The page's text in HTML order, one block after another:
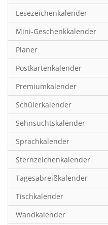
Geburtstagskalender
Geschichte
Hobby & Basteln
Humor & Cartoon
Inspiration & Entspannung
Inspiration & Spiritualität
Kinderkalender
Kunst
Länder & Städte
Landschaft & Natur
Lifestyle
Literatur
Lesezeichenkalender
Mini-Geschenkkalender
Planer
Postkartenkalender
Premiumkalender
Schülerkalender
Sehnsuchtskalender
Sprachkalender
Sternzeichenkalender
Tagesabreißkalender
Tischkalender
Wandkalender